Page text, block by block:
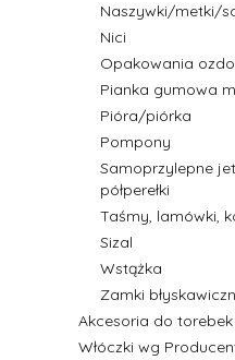
Naszywki/metki/
Nici
Opakowania
Pianka gumowa
Pióra/piórka
Pompony
Samoprzylepne
półperełki
Taśmy, lamówki,
Sizal
Wstążka
Zamki
Akcesoria do torebek
Włóczki wg